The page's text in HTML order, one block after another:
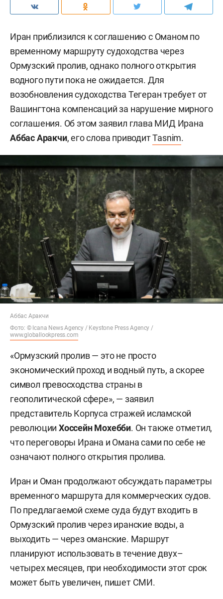
Иран приблизился к соглашению с Оманом по
временному маршруту судоходства через
Ормузский пролив, однако полного открытия
водного пути пока не ожидается. Для
возобновления судоходства Тегеран требует от
Вашингтона компенсаций за нарушение мирного
соглашения. Об этом заявил глава МИД Ирана
Аббас Аракчи, его слова приводитTasnim.
Аббас Аракчи
Фото: © Icana News Agency / Keystone Press Agency /
www.globallookpress.com
«Ормузский пролив — это не просто
экономический проход и водный путь, а скорее
символ превосходства страны в
геополитической сфере», — заявил
представитель Корпуса стражей исламской
революцииХоссейн Мохебби. Он также отметил,
что переговоры Ирана и Омана сами по себе не
означают полного открытия пролива.
Иран и Оман продолжают обсуждать параметры
временного маршрута для коммерческих судов.
По предлагаемой схеме суда будут входить в
Ормузский пролив через иранские воды, а
выходить — через оманские. Маршрут
планируют использовать в течение двух–
четырех месяцев, при необходимости этот срок
может быть увеличен, пишет СМИ.